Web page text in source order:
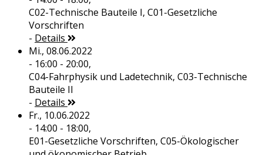
C02-Technische Bauteile I, C01-Gesetzliche
Vorschriften
- Details
Mi., 08.06.2022
- 16:00 - 20:00,
C04-Fahrphysik und Ladetechnik, C03-Technische
Bauteile II
- Details
Fr., 10.06.2022
- 14:00 - 18:00,
E01-Gesetzliche Vorschriften, C05-Ökologischer